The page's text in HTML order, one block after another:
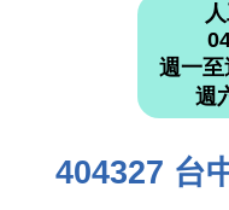
週一
週
404327 台